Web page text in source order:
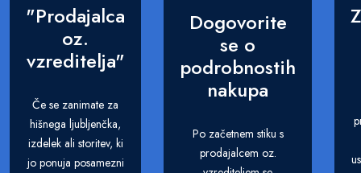
"Prodajalca
oz.
vzreditelja"
Če se zanimate za
hišnega ljubljenčka,
izdelek ali storitev, ki
jo ponuja posamezni
Dogovorite
se o
podrobnostih
nakupa
Po začetnem stiku s
prodajalcem oz.